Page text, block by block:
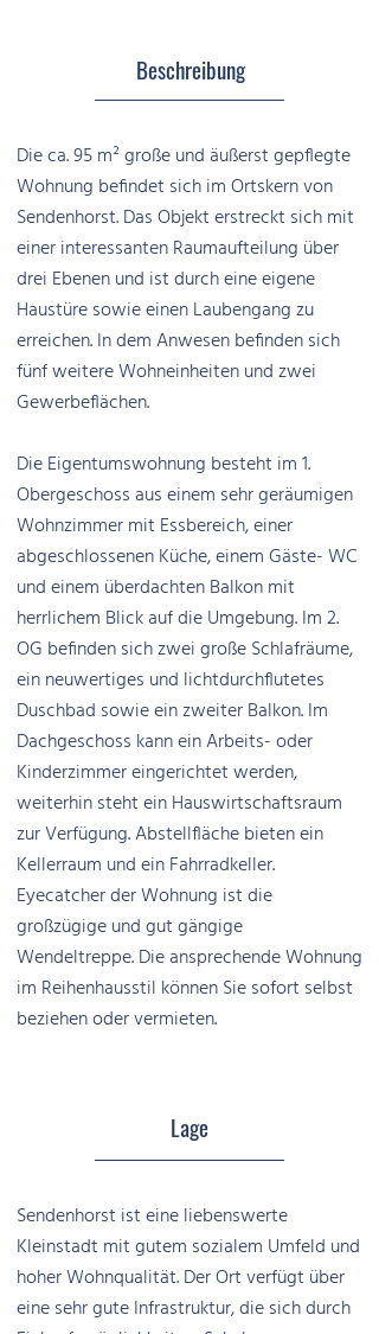
Beschreibung
Die ca. 95 m² große und äußerst gepflegte
Wohnung befindet sich im Ortskern von
Sendenhorst. Das Objekt erstreckt sich mit
einer interessanten Raumaufteilung über
drei Ebenen und ist durch eine eigene
Haustüre sowie einen Laubengang zu
erreichen. In dem Anwesen befinden sich
fünf weitere Wohneinheiten und zwei
Gewerbeflächen.
Die Eigentumswohnung besteht im 1.
Obergeschoss aus einem sehr geräumigen
Wohnzimmer mit Essbereich, einer
abgeschlossenen Küche, einem Gäste- WC
und einem überdachten Balkon mit
herrlichem Blick auf die Umgebung. Im 2.
OG befinden sich zwei große Schlafräume,
ein neuwertiges und lichtdurchflutetes
Duschbad sowie ein zweiter Balkon. Im
Dachgeschoss kann ein Arbeits- oder
Kinderzimmer eingerichtet werden,
weiterhin steht ein Hauswirtschaftsraum
zur Verfügung. Abstellfläche bieten ein
Kellerraum und ein Fahrradkeller.
Eyecatcher der Wohnung ist die
großzügige und gut gängige
Wendeltreppe. Die ansprechende Wohnung
im Reihenhausstil können Sie sofort selbst
beziehen oder vermieten.
Lage
Sendenhorst ist eine liebenswerte
Kleinstadt mit gutem sozialem Umfeld und
hoher Wohnqualität. Der Ort verfügt über
eine sehr gute Infrastruktur, die sich durch